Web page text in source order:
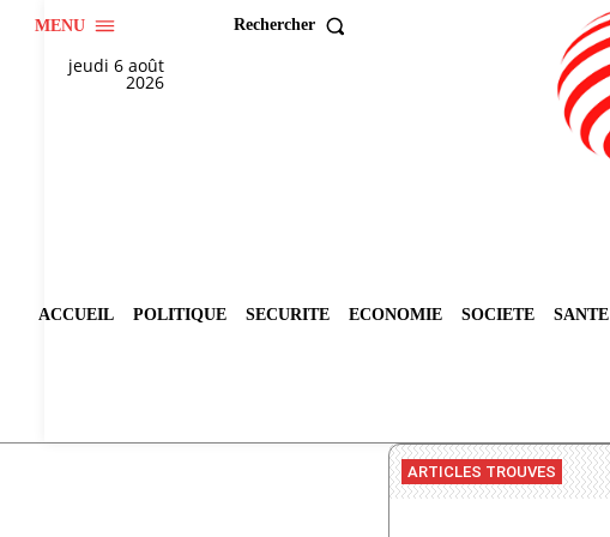
MENU Rechercher
jeudi 6 août
2026
ACCUEIL POLITIQUE SECURITE ECONOMIE SOCIETE SANTE
ARTICLES TROUVES